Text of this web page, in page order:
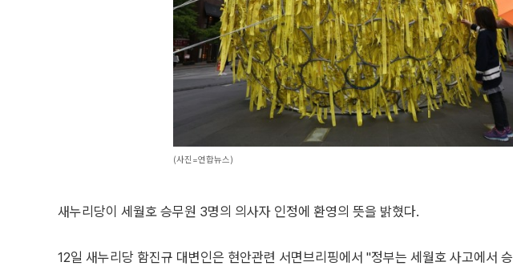
(사진=연합뉴스)
새누리당이 세월호 승무원 3명의 의사자 인정에 환영의 뜻을 밝혔다.
12일 새누리당 함진규 대변인은 현안관련 서면브리핑에서 "정부는 세월호 사고에서 승